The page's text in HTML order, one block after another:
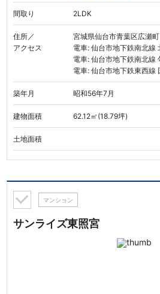
間取り 2LDK
住所／
アクセス
宮城県仙台市青葉区広瀬町
電車: 仙台市地下鉄南北線
電車: 仙台市地下鉄南北線
電車: 仙台市地下鉄東西線
築年月 昭和56年7月
建物面積 62.12㎡(18.79坪)
土地面積
マンション
サンライズ東照宮